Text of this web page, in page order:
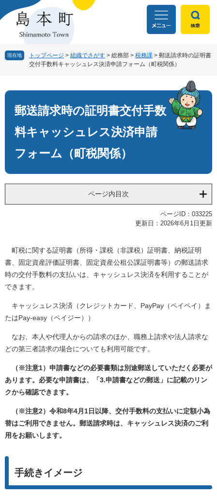
ー
ニ
本
現在地 トップページ > 組織でさがす > 総務部 > 税務課 > 郵送請求時の証明書
交付手数料キャッシュレス決済申請フォーム（町税関係）
文
郵送請求時の証明書交付手数
料キャッシュレス決済申請
フォーム（町税関係）
ページ内目次
ページID：033225
更新日：2026年6月1日更新
町税に関する証明書（所得・課税（非課税）証明書、納税証明
書、固定資産評価証明書、固定資産公租公課証明書等）の郵送請求
時の交付手数料の支払いは、キャッシュレス決済を利用することが
できます。
キャッシュレス決済（クレジットカード、PayPay（ペイペイ）ま
たはPay-easy（ペイジー））
なお、本人や代理人からの請求のほか、職務上請求や法人請求な
どの第三者請求の場合についても利用可能です。
（※注意1）申請書などの必要書類は別途郵送していただく必要が
あります。必要な申請書は、「3.申請書などの郵送」に記載のリン
クから確認できます。
（※注意2）令和8年4月1日以降、交付手数料の支払いに定額小為
替はご利用できません。郵送請求時は、キャッシュレス決済のご利
用をお願いします。
手続きイメージ